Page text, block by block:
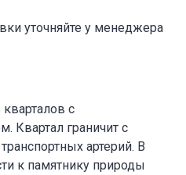
уточняйте у менеджера
с
Квартал граничит с
артерий. В
к памятнику природы